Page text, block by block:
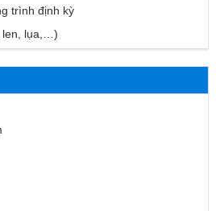
trình định kỳ
len, lụa,…)